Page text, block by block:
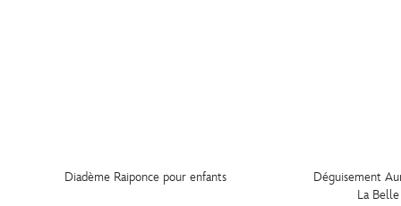
Diadème Raiponce pour enfants
Déguisement
La